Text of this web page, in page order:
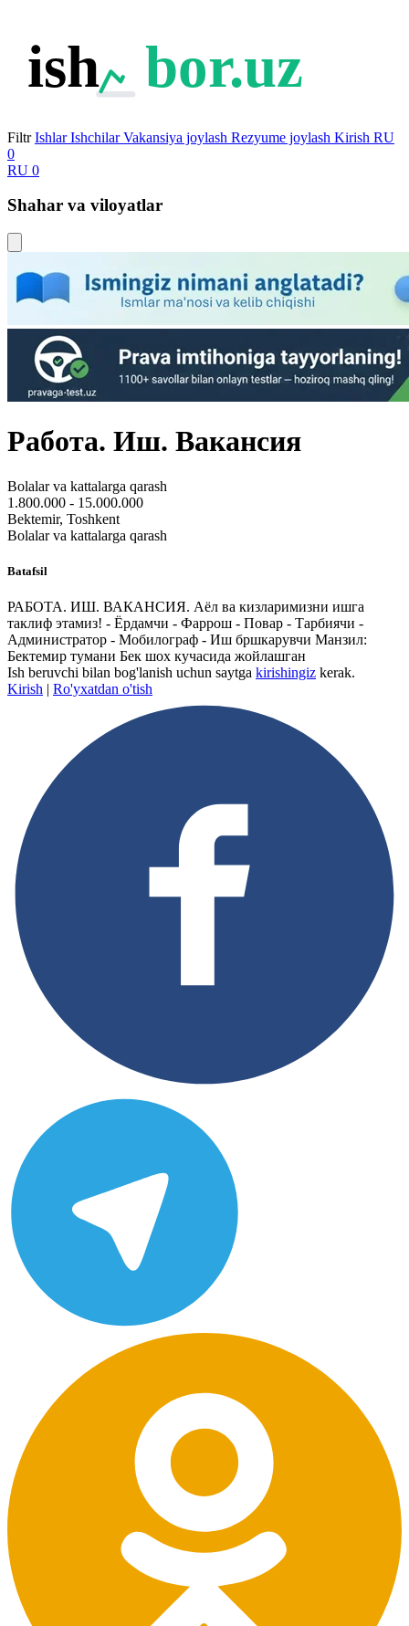
ish bor.uz
Filtr Ishlar Ishchilar Vakansiya joylash Rezyume joylash Kirish RU
0
RU 0
Shahar va viloyatlar
Работа. Иш. Вакансия
Bolalar va kattalarga qarash
1.800.000 - 15.000.000
Bektemir, Toshkent
Bolalar va kattalarga qarash
Batafsil
РАБОТА. ИШ. ВАКАНСИЯ. Аёл ва кизларимизни ишга
таклиф этамиз! - Ёрдамчи - Фаррош - Повар - Тарбиячи -
Администратор - Мобилограф - Иш бршкарувчи Манзил:
Бектемир тумани Бек шох кучасида жойлашган
Ish beruvchi bilan bog'lanish uchun saytga kirishingiz kerak.
Kirish | Ro'yxatdan o'tish